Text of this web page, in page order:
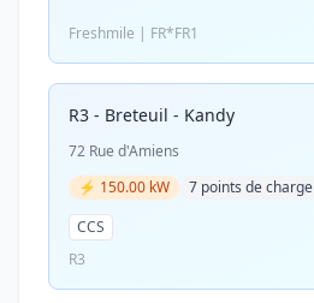
Freshmile | FR*FR1
R3 - Breteuil - Kandy
72 Rue d'Amiens
⚡ 150.00 kW
7 points de charge
CCS
R3